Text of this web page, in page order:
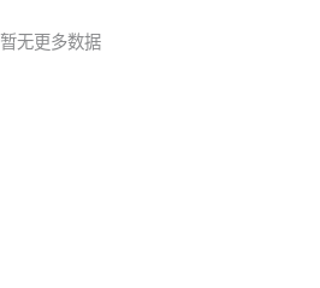
暂无更多数据